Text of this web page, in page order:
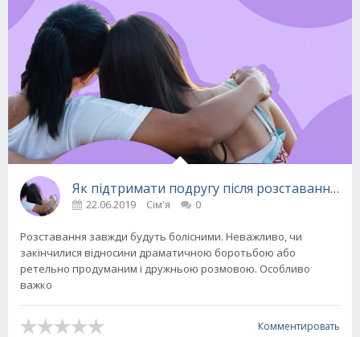
Як підтримати подругу після розставання:
22.06.2019 Сім'я 0
Розставання завжди будуть болісними. Неважливо, чи
закінчилися відносини драматичною боротьбою або
ретельно продуманим і дружньою розмовою. Особливо
важко
Комментировать